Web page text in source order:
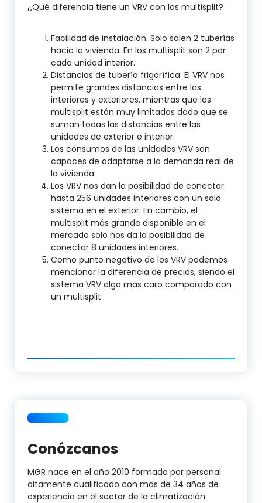
¿Qué diferencia tiene un VRV con los multisplit?
Facilidad de instalación. Solo salen 2 tuberías
hacia la vivienda. En los multisplit son 2 por
cada unidad interior.
Distancias de tubería frigorífica. El VRV nos
permite grandes distancias entre las
interiores y exteriores, mientras que los
multisplit están muy limitados dado que se
suman todas las distancias entre las
unidades de exterior e interior.
Los consumos de las unidades VRV son
capaces de adaptarse a la demanda real de
la vivienda.
Los VRV nos dan la posibilidad de conectar
hasta 256 unidades interiores con un solo
sistema en el exterior. En cambio, el
multisplit más grande disponible en el
mercado solo nos da la posibilidad de
conectar 8 unidades interiores.
Como punto negativo de los VRV podemos
mencionar la diferencia de precios, siendo el
sistema VRV algo mas caro comparado con
un multisplit
Conózcanos
MGR nace en el año 2010 formada por personal
altamente cualificado con mas de 34 años de
experiencia en el sector de la climatización.